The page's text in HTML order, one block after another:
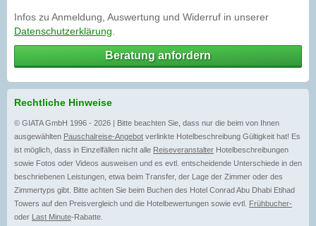
Infos zu Anmeldung, Auswertung und Widerruf in unserer
Datenschutzerklärung
Beratung anfordern
Rechtliche Hinweise
© GIATA GmbH 1996 - 2026 | Bitte beachten Sie, dass nur die beim von Ihnen
ausgewählten Pauschalreise-Angebot verlinkte Hotelbeschreibung Gültigkeit hat! Es
ist möglich, dass in Einzelfällen nicht alle Reiseveranstalter Hotelbeschreibungen
sowie Fotos oder Videos ausweisen und es evtl. entscheidende Unterschiede in den
beschriebenen Leistungen, etwa beim Transfer, der Lage der Zimmer oder des
Zimmertyps gibt. Bitte achten Sie beim Buchen des Hotel Conrad Abu Dhabi Etihad
Towers auf den Preisvergleich und die Hotelbewertungen sowie evtl. Frühbucher-
oder Last Minute-Rabatte.